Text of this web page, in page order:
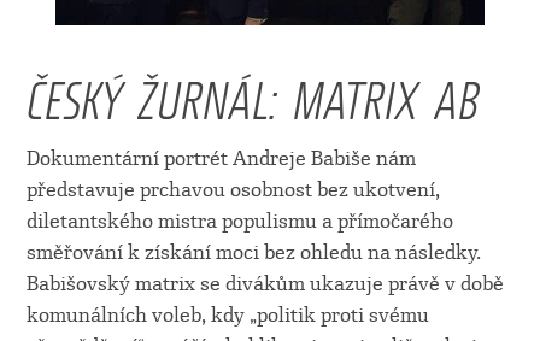
ČESKÝ ŽURNÁL: MATRIX AB
Dokumentární portrét Andreje Babiše nám
představuje prchavou osobnost bez ukotvení,
diletantského mistra populismu a přímočarého
směřování k získání moci bez ohledu na následky.
Babišovský matrix se divákům ukazuje právě v době
komunálních voleb, kdy „politik proti svému